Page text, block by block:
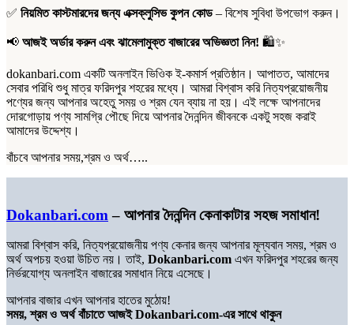
✅ নিয়মিত কাস্টমারদের জন্য এক্সক্লুসিভ কুপন কোড– বিশেষ সুবিধা উপভোগ করুন।
📢 আজই অর্ডার করুন এবং ঝামেলামুক্ত বাজারের অভিজ্ঞতা নিন! 🛍️✨
dokanbari.com একটি অনলাইন ভিওিক ই-কমার্স প্রতিষ্ঠান। আপাতত, আমাদের
সেবার পরিধি শুধু মাত্র ফরিদপুর শহরের মধ্যে। আমরা বিশ্বাস করি নিত্যপ্রয়োজনীয়
পণ্যের জন্য আপনার অহেতু সময় ও শ্রম যেন ব্যায় না হয়। এই লক্ষে আপনাদের
দোরগোড়ায় পণ্য সামগ্রি পৌছে দিয়ে আপনার দৈনন্দিন জীবনকে একটু সহজ করাই
আমাদের উদ্দেশ্য।
বাঁচবে আপনার সময়,শ্রম ও অর্থ…..
Dokanbari.com – আপনার দৈনন্দিন কেনাকাটার সহজ সমাধান!
আমরা বিশ্বাস করি, নিত্যপ্রয়োজনীয় পণ্য কেনার জন্য আপনার মূল্যবান সময়, শ্রম ও
অর্থ অপচয় হওয়া উচিত নয়। তাই, Dokanbari.com এখন ফরিদপুর শহরের জন্য
নির্ভরযোগ্য অনলাইন বাজারের সমাধান নিয়ে এসেছে।
আপনার বাজার এখন আপনার হাতের মুঠোয়!
সময়, শ্রম ও অর্থ বাঁচাতে আজই Dokanbari.com-এর সাথে থাকুন